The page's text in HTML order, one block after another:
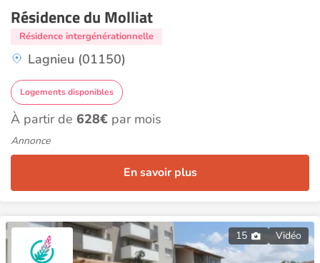
Résidence du Molliat
Résidence intergénérationnelle
Lagnieu (01150)
Logements disponibles
À partir de 628€ par mois
Annonce
En savoir plus
15 Vidéo